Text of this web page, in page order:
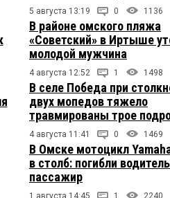
5 августа 13:19 0 1136
В районе омского пляжа
«Советский» в Иртыше
молодой мужчина
4 августа 12:52 1 1498
В селе Победа при
двух мопедов тяжело
травмированы трое
4 августа 11:41 0 1469
В Омске мотоцикл
в столб: погибли
пассажир
1 августа 14:45 1 2240